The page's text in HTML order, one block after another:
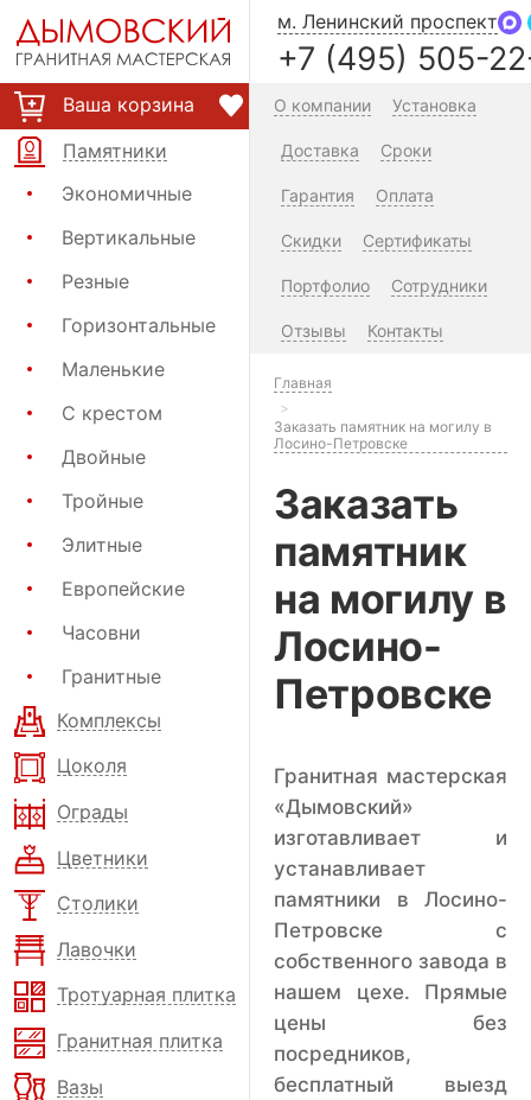
Ваша корзина
Памятники
Экономичные
Вертикальные
Резные
Горизонтальные
Маленькие
С крестом
Двойные
Тройные
Элитные
Европейские
Часовни
Гранитные
Комплексы
Цоколя
Ограды
Цветники
Столики
Лавочки
Тротуарная плитка
Гранитная плитка
Вазы
м. Ленинский проспект
+7 (495) 505-
О компании Установка
Доставка Сроки
Гарантия Оплата
Скидки Сертификаты
Портфолио Сотрудники
Отзывы Контакты
Главная
Заказать памятник на могилу в
Лосино-Петровске
Заказать
памятник
на могилу в
Лосино-
Петровске
Гранитная мастерская
«Дымовский»
изготавливает и
устанавливает
памятники в Лосино-
Петровске с
собственного завода в
нашем цехе. Прямые
цены без
посредников,
бесплатный выезд